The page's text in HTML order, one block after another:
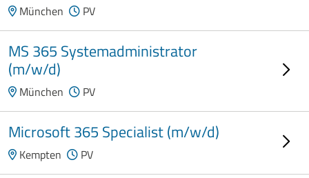
München PV
MS 365 Systemadministrator
(m/w/d)
München PV
Microsoft 365 Specialist (m/w/d)
Kempten PV